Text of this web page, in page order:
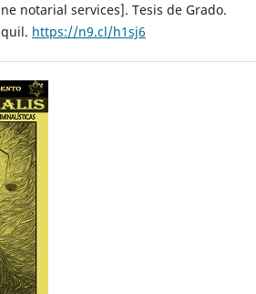
notarial services]. Tesis de Grado.
https://n9.cl/h1sj6